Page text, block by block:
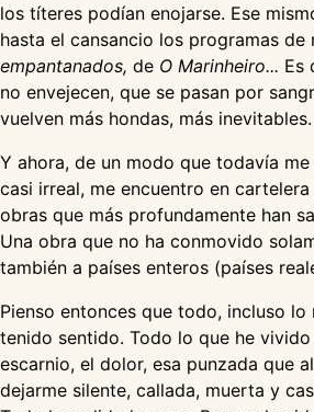
los títeres podían enojarse. Ese
hasta el cansancio los programas
empantanados, de O Marinheiro... Es
no envejecen, que se pasan por
vuelven más hondas, más inevitables.
Y ahora, de un modo que todavía
casi irreal, me encuentro en
obras que más profundamente han
Una obra que no ha conmovido
también a países enteros (países
Pienso entonces que todo, incluso lo
tenido sentido. Todo lo que he
escarnio, el dolor, esa punzada que
dejarme silente, callada, muerta y